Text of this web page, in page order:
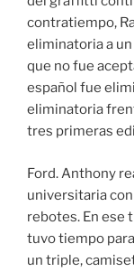
contratiempo,
eliminatoria a
que no fue
español fue
eliminatoria
tres primeras
Ford. Anthony
universitaria con
rebotes. En ese
tuvo tiempo
un triple,